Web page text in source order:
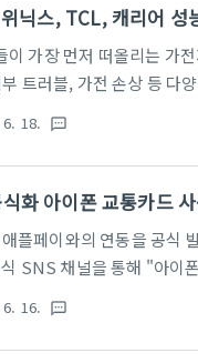
닉스, TCL, 캐리어 성
이 가장 먼저 떠올리는 가
트러블, 가전 손상 등 다
을 실사용 기준으로 성능
겠습니다. 실사용 기반 제
니다. 제습기 성능 비교
6. 18. textsms
화 아이폰 교통카드
플페이와의 연동을 공식
SNS 채널을 통해 "아이
시 일정은 아직 공개되지
다려온 분들에게는 지금
6. 16. textsms